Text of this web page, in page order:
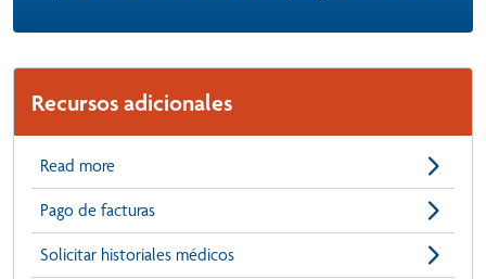
Recursos adicionales
Read more
Pago de facturas
Solicitar historiales médicos